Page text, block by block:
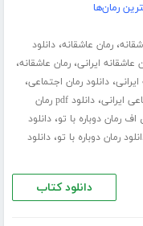
رمان‌ها
،رمان عاشقانه،دانلود
عاشقانه ایرانی،رمان عاشقانه،
،دانلود رمان اجتماعی،
ایرانی،
دانلود pdf رمان
رمان دوباره با تو،دانلود
رمان دوباره با تو،دانلود
دانلود کتاب